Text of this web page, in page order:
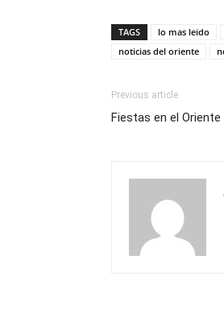
TAGS lo mas leido
noticias del oriente
Previous article
Fiestas en el Oriente